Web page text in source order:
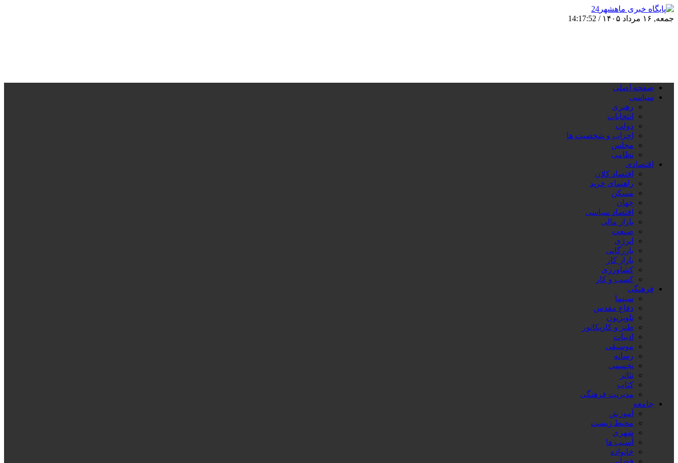
جمعه, ۱۶ مرداد ۱۴۰۵ / 14:17:52
صفحه اصلی
سیاسی
رهبری
انتخابات
دولت
احزاب و شخصیت ها
مجلس
نظامی
اقتصادی
اقتصاد کلان
راهنمای خرید
مسکن
جهان
اقتصاد سیاسی
بازار مالی
صنعت
انرژی
بازرگانی
بازار کار
کشاورزی
کسب و کار
فرهنگی
سینما
دفاع مقدس
تلویزیون
طنز و کاریکاتور
ادبیات
موسیقی
رسانه
تجسمی
تئاتر
کتاب
مدیریت فرهنگی
جامعه
آموزش
محیط زیست
شهری
آسیب ها
خانواده
قضایی